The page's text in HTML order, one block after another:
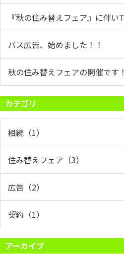
『秋の住み替えフェア』に伴い
バス広告、始めました！！
秋の住み替えフェアの開催です
カテゴリ
相続（1）
住み替えフェア（3）
広告（2）
契約（1）
アーカイブ